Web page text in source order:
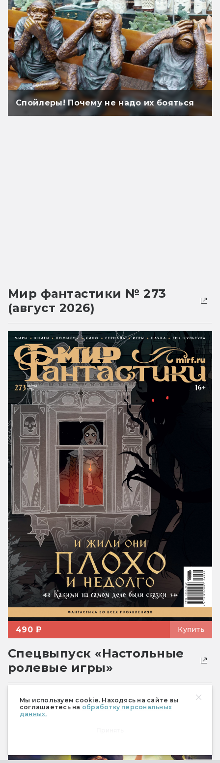
Мы используем cookie. Находясь на сайте вы
соглашаетесь на обработку персональных
данных.
Спойлеры! Почему не надо их бояться
Мир фантастики № 273
(август 2026)
490 ₽ Купить
Спецвыпуск «Настольные
ролевые игры»